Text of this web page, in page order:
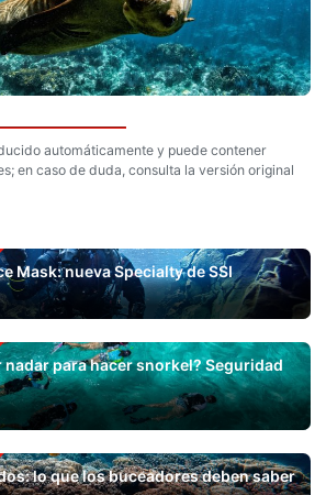
automáticamente y puede contener
en caso de duda, consulta la versión original
Mask: nueva Specialty de SSI
nadar para hacer snorkel? Seguridad
lo que los buceadores deben saber